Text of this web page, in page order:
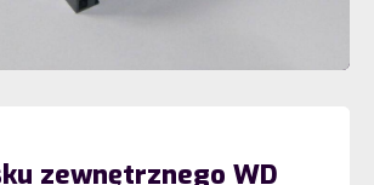
zewnętrznego WD